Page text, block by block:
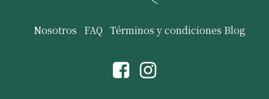
Nosotros FAQ Términos y condiciones Blog